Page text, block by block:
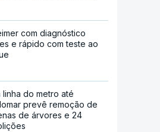
com diagnóstico
e rápido com teste ao
linha do metro até
prevê remoção de
de árvores e 24